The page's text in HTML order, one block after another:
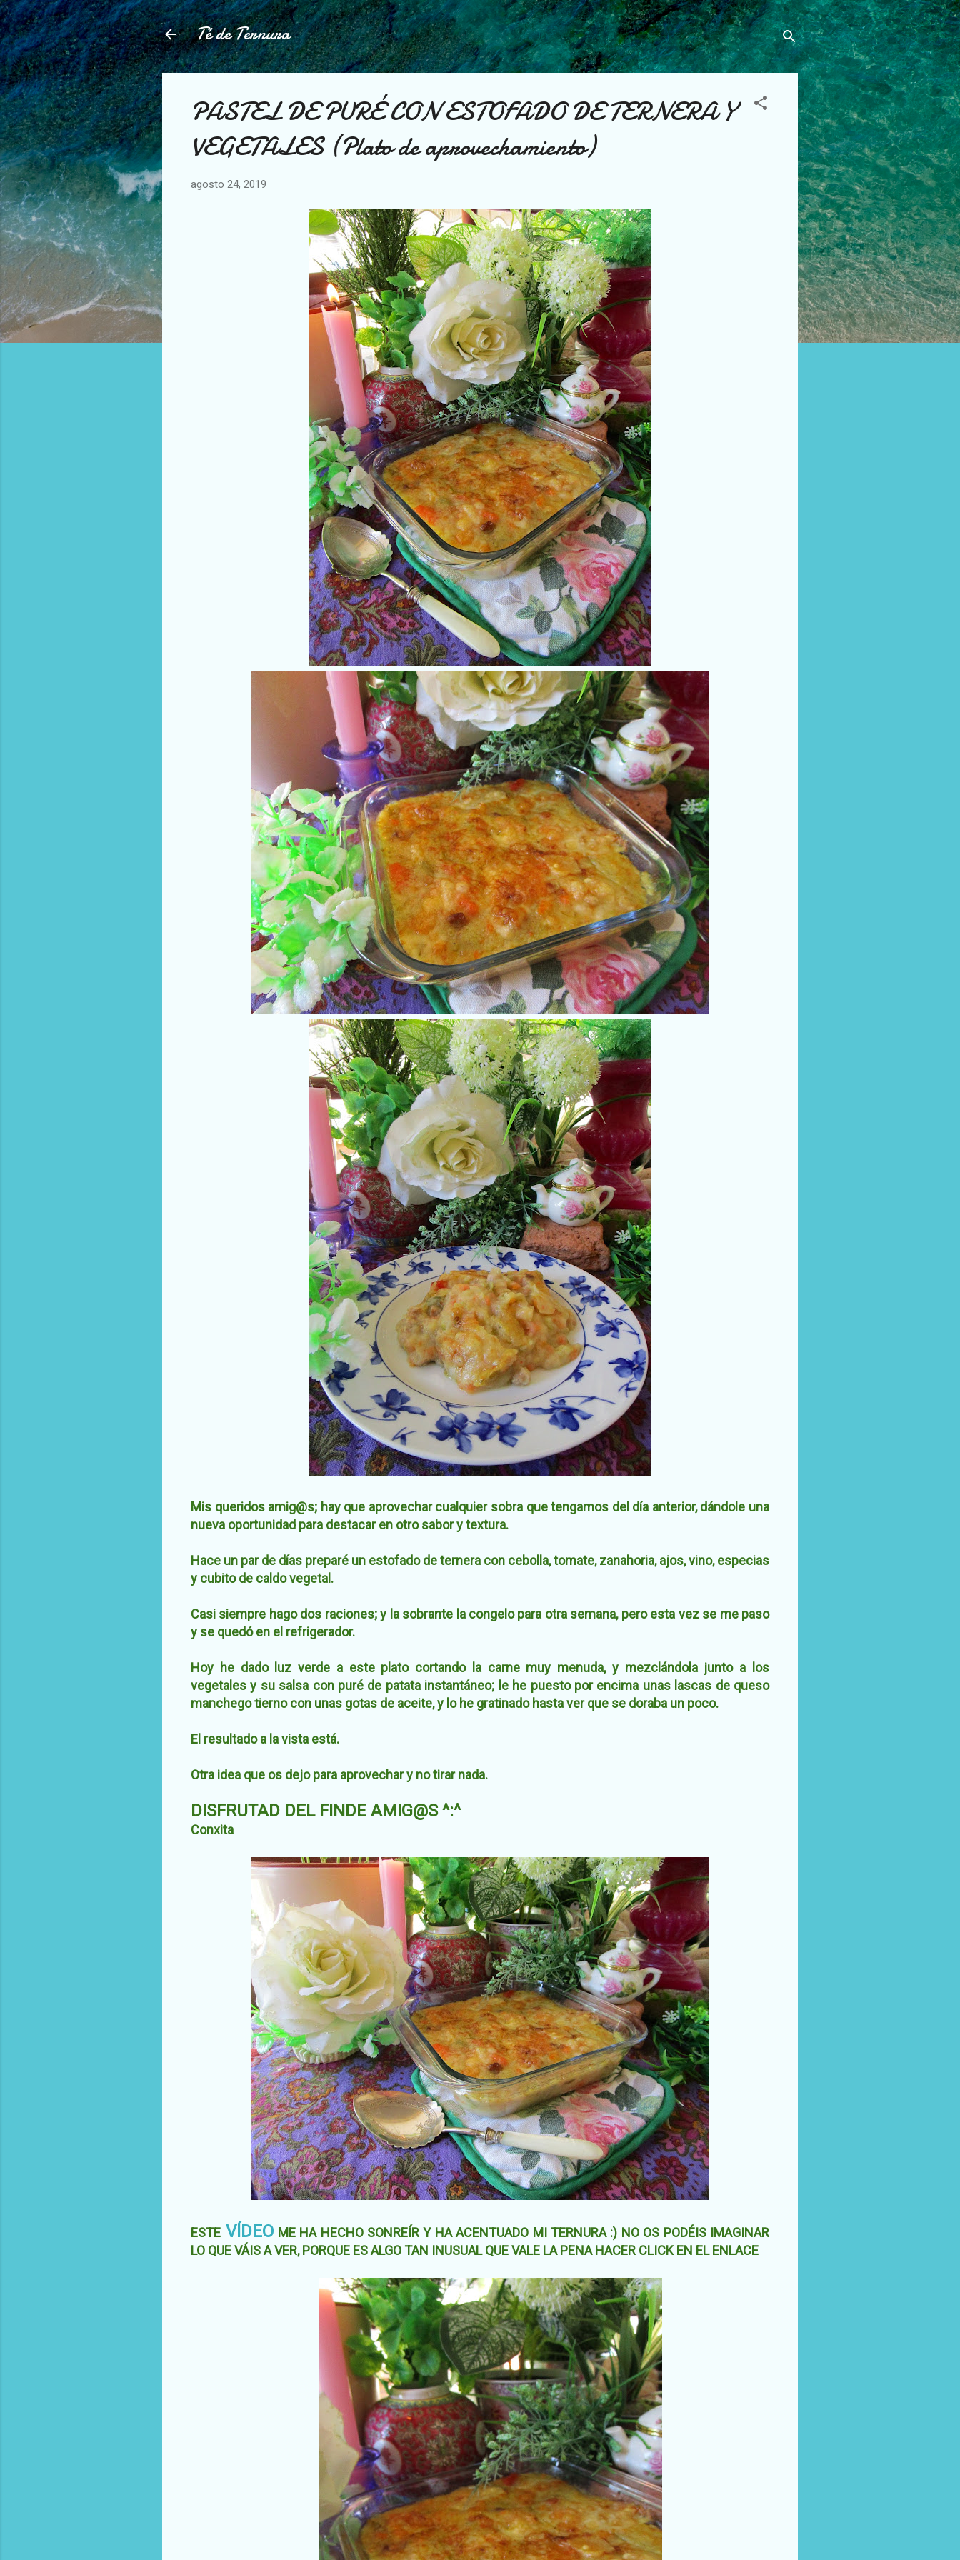
Ir al contenido principal
Té de Ternura
PASTEL DE PURÉ CON ESTOFADO DE TERNERA Y
VEGETALES (Plato de aprovechamiento)
agosto 24, 2019
Mis queridos amig@s; hay que aprovechar cualquier sobra que tengamos del día anterior, dándole una
nueva oportunidad para destacar en otro sabor y textura.
Hace un par de días preparé un estofado de ternera con cebolla, tomate, zanahoria, ajos, vino, especias
y cubito de caldo vegetal.
Casi siempre hago dos raciones; y la sobrante la congelo para otra semana, pero esta vez se me paso
y se quedó en el refrigerador.
Hoy he dado luz verde a este plato cortando la carne muy menuda, y mezclándola junto a los
vegetales y su salsa con puré de patata instantáneo; le he puesto por encima unas lascas de queso
manchego tierno con unas gotas de aceite, y lo he gratinado hasta ver que se doraba un poco.
El resultado a la vista está.
Otra idea que os dejo para aprovechar y no tirar nada.
DISFRUTAD DEL FINDE AMIG@S ^:^
Conxita
ESTE VÍDEO ME HA HECHO SONREÍR Y HA ACENTUADO MI TERNURA :) NO OS PODÉIS IMAGINAR
LO QUE VÁIS A VER, PORQUE ES ALGO TAN INUSUAL QUE VALE LA PENA HACER CLICK EN EL ENLACE